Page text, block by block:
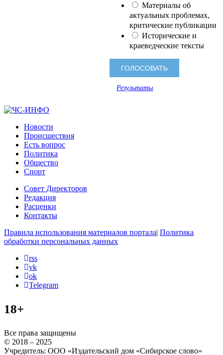
Материалы об
актуальных проблемах,
критические публикации
Исторические и
краеведческие тексты
Результаты
Новости
Происшествия
Есть вопрос
Политика
Общество
Спорт
Совет Директоров
Редакция
Расценки
Контакты
Правила использования материалов портала| Политика
обработки персональных данных
rss
vk
ok
Telegram
18+
Все права защищены
© 2018 – 2025
Учредитель: ООО «Издательский дом «Сибирское слово»